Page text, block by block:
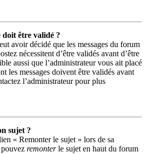
doit être validé ?
avoir décidé que les messages du forum
nécessitent d’être validés avant d’être
aussi que l’administrateur vous ait placé
les messages doivent être validés avant
l’administrateur pour plus
sujet ?
« Remonter le sujet » lors de sa
remonterle sujet en haut du forum